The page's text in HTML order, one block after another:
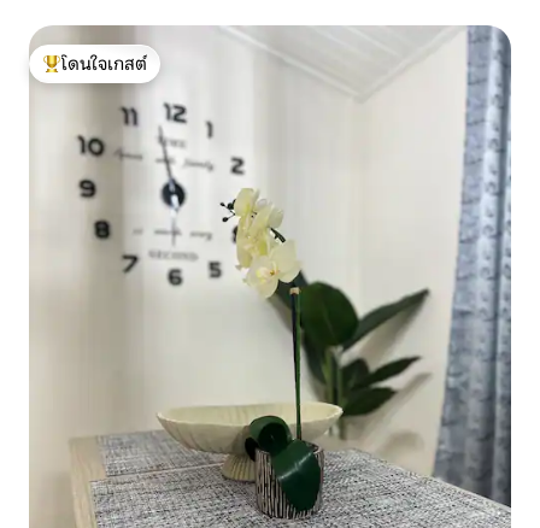
โดนใจเกสต์ที่สุด
โดนใจเกสต์